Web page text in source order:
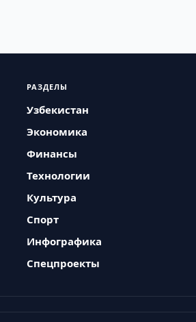
РАЗДЕЛЫ
Узбекистан
Экономика
Финансы
Технологии
Культура
Спорт
Инфографика
Спецпроекты